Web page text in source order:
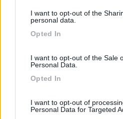
not limited to your visit or usage
use your data for below specified
I want to opt-out of the
personal data.
Opted In
I want to opt-out of the Sale
Personal Data.
Opted In
I want to opt-out of
Personal Data for Targeted
fatta Svizzera e poi germania
fatta tutta con navigatore (evitare
europeo